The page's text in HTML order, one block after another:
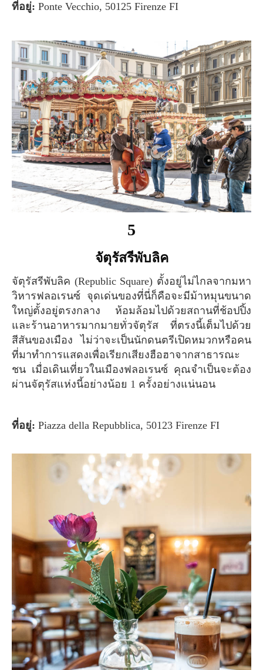
ที่อยู่: Ponte Vecchio, 50125 Firenze FI
5
จัตุรัสรีพับลิค
จัตุรัสรีพับลิค (Republic Square) ตั้งอยู่ไม่ไกลจากมหา
วิหารฟลอเรนซ์ จุดเด่นของที่นี่ก็คือจะมีม้าหมุนขนาด
ใหญ่ตั้งอยู่ตรงกลาง ห้อมล้อมไปด้วยสถานที่ช้อปปิ้ง
และร้านอาหารมากมายทั่วจัตุรัส ที่ตรงนี้เต็มไปด้วย
สีสันของเมือง ไม่ว่าจะเป็นนักดนตรีเปิดหมวกหรือคน
ที่มาทำการแสดงเพื่อเรียกเสียงฮือฮาจากสาธารณะ
ชน เมื่อเดินเที่ยวในเมืองฟลอเรนซ์ คุณจำเป็นจะต้อง
ผ่านจัตุรัสแห่งนี้อย่างน้อย 1 ครั้งอย่างแน่นอน
ที่อยู่: Piazza della Repubblica, 50123 Firenze FI